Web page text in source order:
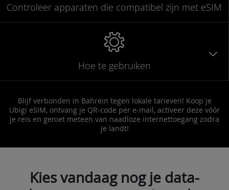
Controleer apparaten die compatibel zijn met eSIM
Hoe te gebruiken
Blijf verbonden in Bahrein tegen lokale tarieven! Koop je
Ubigi eSIM, ontvang je QR-code per e-mail, activeer deze vóór
je reis en geniet meteen van naadloze internettoegang zodra
je landt!
Kies vandaag nog je data-